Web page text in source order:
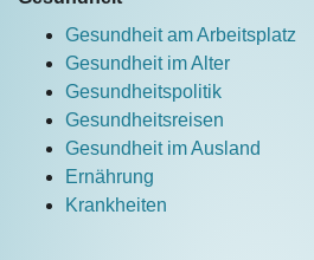
Gesundheit am Arbeitsplatz
Gesundheit im Alter
Gesundheitspolitik
Gesundheitsreisen
Gesundheit im Ausland
Ernährung
Krankheiten